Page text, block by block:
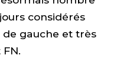
considérés
gauche et très